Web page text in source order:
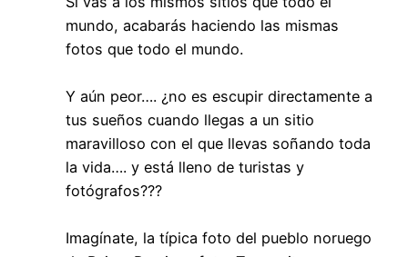
mundo, acabarás haciendo las mismas
fotos que todo el mundo.
Y aún peor…. ¿no es escupir directamente a
tus sueños cuando llegas a un sitio
maravilloso con el que llevas soñando toda
la vida…. y está lleno de turistas y
fotógrafos???
Imagínate, la típica foto del pueblo noruego